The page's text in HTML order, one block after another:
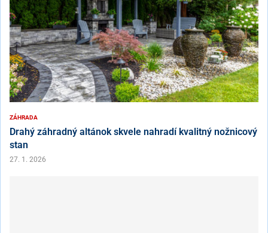
ZÁHRADA
Drahý záhradný altánok skvele nahradí kvalitný nožnicový
stan
27. 1. 2026